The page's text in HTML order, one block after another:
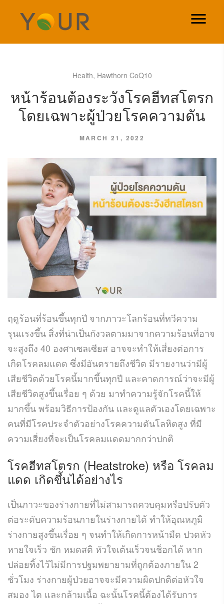
Health, Hawthorn CoQ10
หน้าร้อนต้องระวังโรคฮีทสโตรก
โดยเฉพาะผู้ป่วยโรคความดัน
MARCH 21, 2022
ฤดูร้อนที่ร้อนขึ้นทุกปี จากภาวะโลกร้อนที่ทวีความ
รุนแรงขึ้น สิ่งที่น่าเป็นกังวลตามมาจากความร้อนที่อาจ
จะสูงถึง 40 องศาเซลเซียส อาจจะทำให้เสี่ยงต่อการ
เกิดโรคลมแดด ซึ่งมีอันตรายถึงชีวิต มีรายงานว่ามีผู้
เสียชีวิตด้วยโรคนี้มากขึ้นทุกปี และคาดการณ์ว่าจะมีผู้
เสียชีวิตสูงขึ้นเรื่อย ๆ ด้วย มาทำความรู้จักโรคนี้ให้
มากขึ้น พร้อมวิธีการป้องกัน และดูแลตัวเองโดยเฉพาะ
คนที่มีโรคประจำตัวอย่างโรคความดันโลหิตสูง ที่มี
ความเสี่ยงที่จะเป็นโรคลมแดดมากกว่าปกติ
โรคฮีทสโตรก (Heatstroke) หรือ โรคลม
แดด เกิดขึ้นได้อย่างไร
เป็นภาวะของร่างกายที่ไม่สามารถควบคุมหรือปรับตัว
ต่อระดับความร้อนภายในร่างกายได้ ทำให้อุณหภูมิ
ร่างกายสูงขึ้นเรื่อย ๆ จนทำให้เกิดการหน้ามืด ปวดหัว
หายใจเร็ว ชัก หมดสติ หัวใจเต้นเร็วจนช็อกได้ หาก
ปล่อยทิ้งไว้ไม่มีการปฐมพยายามที่ถูกต้องภายใน 2
ชั่วโมง ร่างกายผู้ป่วยอาจจะมีความผิดปกติต่อหัวใจ
สมอง ไต และกล้ามเนื้อ ฉะนั้นโรคนี้ต้องได้รับการ